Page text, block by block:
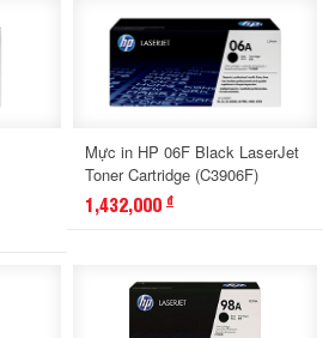
Mực in HP 06F Black LaserJet
Toner Cartridge (C3906F)
1,432,000 đ